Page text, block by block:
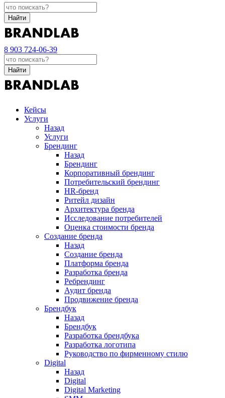
Найти
8 903 724-06-39
Найти
Кейсы
Услуги
Назад
Услуги
Брендинг
Назад
Брендинг
Корпоративный брендинг
Потребительский брендинг
НR-бренд
Ритейл дизайн
Архитектура бренда
Исследование потребителей
Оценка стоимости бренда
Создание бренда
Назад
Создание бренда
Платформа бренда
Разработка бренда
Ребрендинг
Аудит бренда
Продвижение бренда
Брендбук
Назад
Брендбук
Разработка брендбука
Разработка логотипа
Руководство по фирменному стилю
Digital
Назад
Digital
Digital Marketing